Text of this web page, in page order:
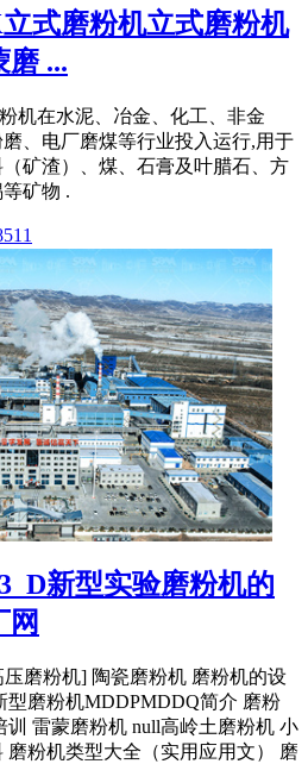
式磨粉机立式磨粉机
磨 ...
机在水泥、冶金、化工、非金
、电厂磨煤等行业投入运行,用于
矿渣）、煤、石膏及叶腊石、方
矿物 .
新型实验磨粉机的
网
磨粉机] 陶瓷磨粉机 磨粉机的设
型磨粉机MDDPMDDQ简介 磨粉
训 雷蒙磨粉机 null高岭土磨粉机 小
磨粉机类型大全（实用应用文） 磨